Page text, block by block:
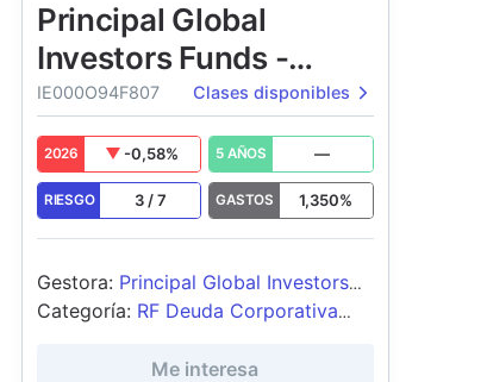
Principal Global
Investors Funds -
Principal North
American Corporate
Hybrid Income Fund
IE000O94F807 Clases disponibles
2026 -0,58% 5 AÑOS —
RIESGO 3/7 GASTOS 1,350%
Gestora: Principal Global Investors
(Ireland) Ltd
Categoría: RF Deuda Corporativa
Me interesa